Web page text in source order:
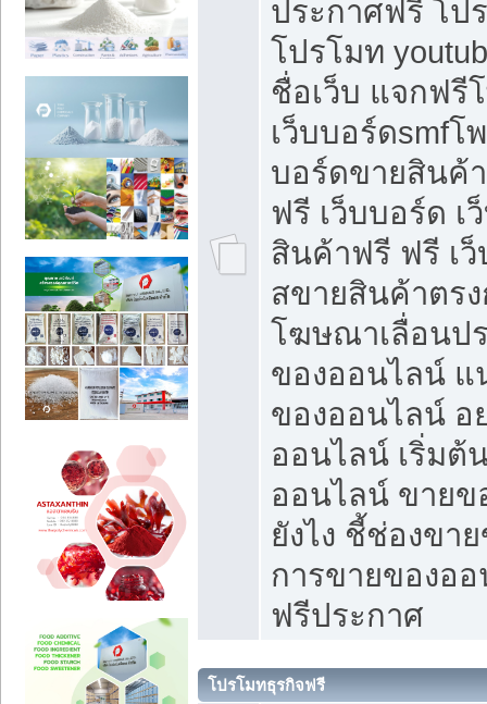
ประกาศฟรี โป
โปรโมท
ชื่อเว็บ แจกฟรี
เว็บบอร์ดsmfโ
บอร์ดขายสินค้
ฟรี เว็บบอร์ด เ
สินค้าฟรี ฟรี เ
สขายสินค้าตร
โฆษณาเลื่อนป
ของออนไลน์ แ
ของออนไลน์ อ
ออนไลน์ เริ่มต้
ออนไลน์ ขายข
ยังไง ชี้ช่องขา
การขายของออ
ฟรีประกาศ
โปรโมทธุรกิจฟรี